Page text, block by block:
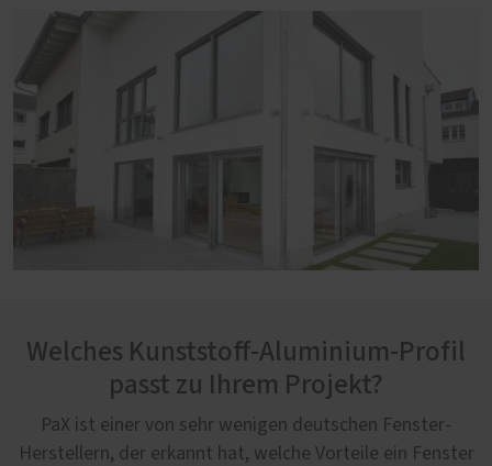
Welches Kunststoff-Aluminium-Profil
passt zu Ihrem Projekt?
PaX ist einer von sehr wenigen deutschen Fenster-
Herstellern, der erkannt hat, welche Vorteile ein Fenster